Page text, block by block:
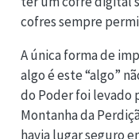
cofres sempre
A única forma de
algo é este “algo”
do Poder foi levado
Montanha da
havia lugar seguro